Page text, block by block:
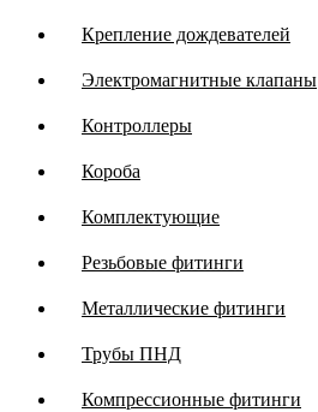
Крепление дождевателей
Электромагнитные клапаны
Контроллеры
Короба
Комплектующие
Резьбовые фитинги
Металлические фитинги
Трубы ПНД
Компрессионные фитинги